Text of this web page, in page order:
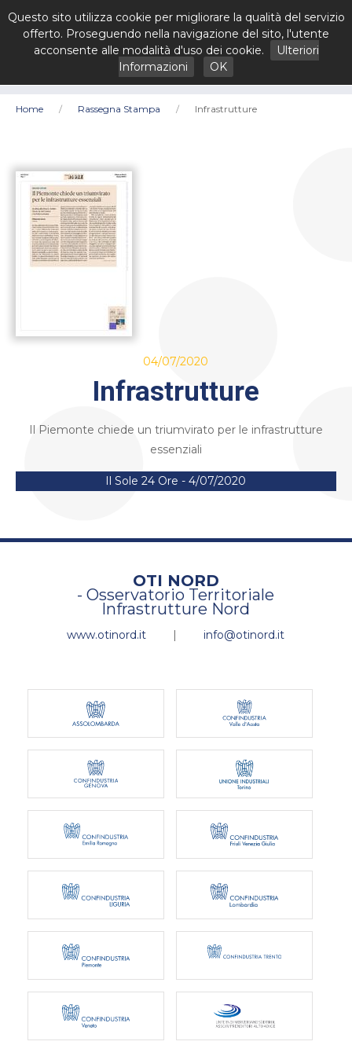
Home Rassegna Stampa Infrastrutture
04/07/2020
Infrastrutture
Il Piemonte chiede un triumvirato per le infrastrutture
essenziali
Il Sole 24 Ore - 4/07/2020
OTI NORD
- Osservatorio Territoriale
Infrastrutture Nord
www.otinord.it | info@otinord.it
Questo sito utilizza cookie per migliorare la qualità del servizio
offerto. Proseguendo nella navigazione del sito, l'utente
acconsente alle modalità d'uso dei cookie.
Ulteriori
Informazioni
OK